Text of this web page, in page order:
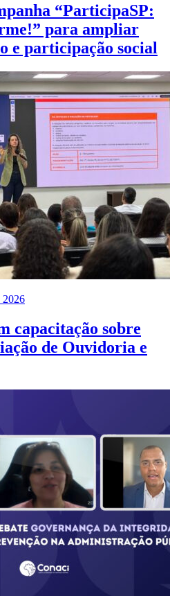
“ParticipaSP:
para ampliar
e participação social
2026
capacitação sobre
de Ouvidoria e